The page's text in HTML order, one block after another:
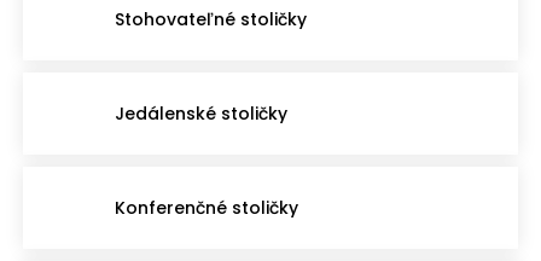
Stohovateľné stoličky
Jedálenské stoličky
Konferenčné stoličky